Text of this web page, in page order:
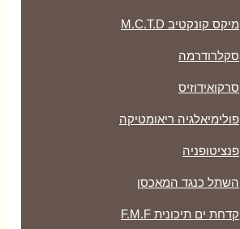
מיקס קונקטיב M.C.T.D
סקלרודרמה
סרקואידוזיס
פולימיאלגיה ריאומטיקה
‏פנציטופניה
השתל כנגד המאכסן
קדחת ים תיכונית F.M.F